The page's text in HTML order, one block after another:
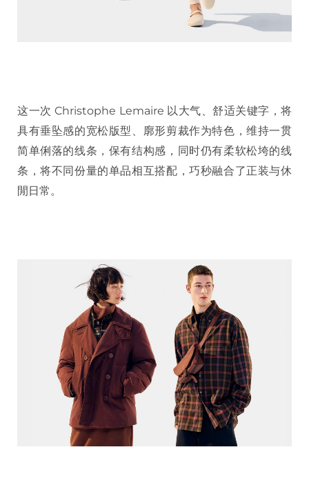
这一次 Christophe Lemaire 以大气、舒适关键字，将
具有垂坠感的宽松版型、廓形剪裁作为特色，维持一贯
简单俐落的线条，保有结构感，同时仍有柔软松垮的线
条，将不同份量的单品相互搭配，巧秒融合了正装与休
閒日常。